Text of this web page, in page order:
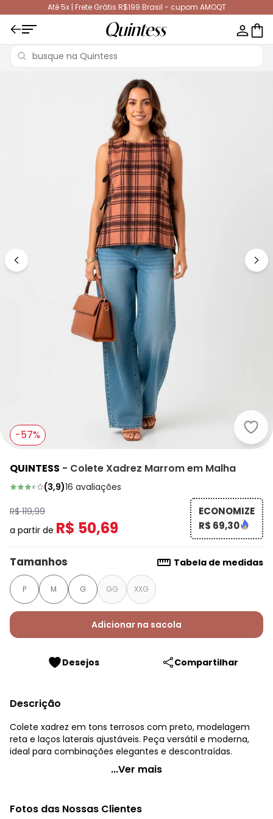
Até 5x | Frete Grátis R$199 Brasil - cupom AMOQT
-57%
QUINTESS - Colete Xadrez Marrom em Malha
(3,9)16 avaliações
R$ 119,99
a partir de R$ 50,69
ECONOMIZE
R$ 69,30
Tamanhos Tabela de medidas
P M G GG XXG
Adicionar na sacola
Desejos Compartilhar
Descrição
Colete xadrez em tons terrosos com preto, modelagem
reta e laços laterais ajustáveis. Peça versátil e moderna,
ideal para combinações elegantes e descontraídas.
Quintess - Colete Xadrez Marrom em Malha
Modelagem: Solta
Comprimento: Longo
...Ver mais
Fotos das Nossas Clientes